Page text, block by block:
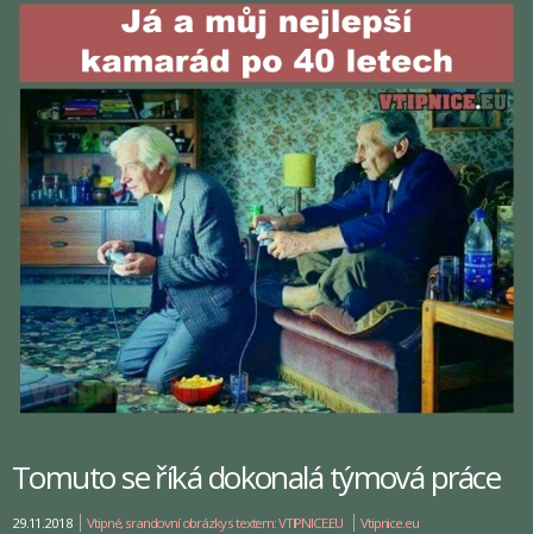
Tomuto se říká dokonalá týmová práce
29.11.2018 Vtipné, srandovní obrázky s textem: VTIPNICE.EU Vtipnice.eu